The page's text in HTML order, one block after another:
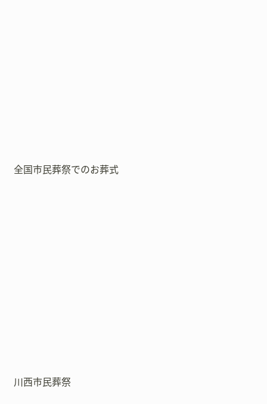
全国市民葬祭でのお葬式
川西市民葬祭